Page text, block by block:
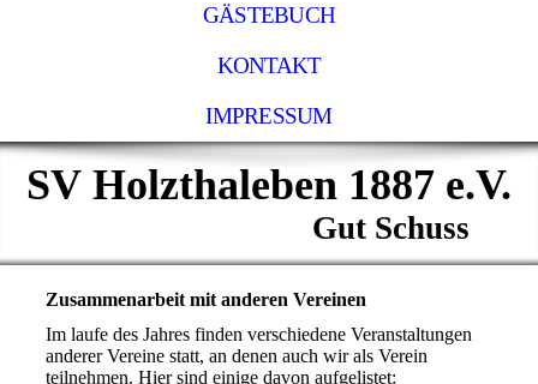
GÄSTEBUCH
KONTAKT
IMPRESSUM
SV Holzthaleben 1887 e.V.
Gut Schuss
Zusammenarbeit mit anderen Vereinen
Im laufe des Jahres finden verschiedene Veranstaltungen
anderer Vereine statt, an denen auch wir als Verein
teilnehmen. Hier sind einige davon aufgelistet: